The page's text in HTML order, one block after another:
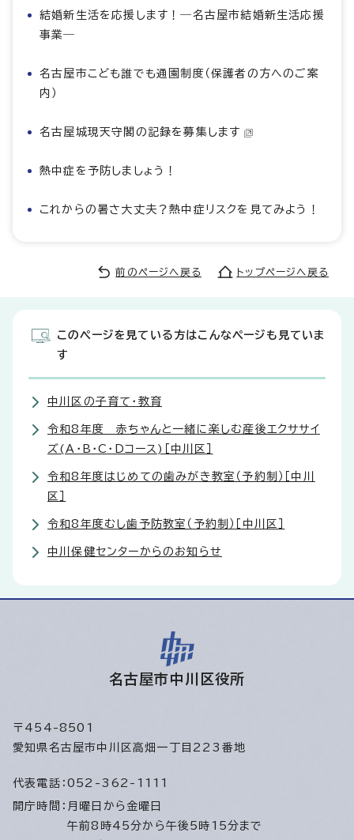
結婚新生活を応援します！―名古屋市結婚新生活応援
事業―
名古屋市こども誰でも通園制度（保護者の方へのご案
内）
名古屋城現天守閣の記録を募集します
熱中症を予防しましょう！
これからの暑さ大丈夫？熱中症リスクを見てみよう！
前のページへ戻る トップページへ戻る
このページを見ている方はこんなページも見ていま
す
中川区の子育て・教育
令和8年度 赤ちゃんと一緒に楽しむ産後エクササイ
ズ(A・B・C・Dコース)［中川区］
令和8年度はじめての歯みがき教室（予約制）［中川
区］
令和8年度むし歯予防教室（予約制）［中川区］
中川保健センターからのお知らせ
名古屋市中川区役所
〒454-8501
愛知県名古屋市中川区高畑一丁目223番地
代表電話： 052-362-1111
開庁時間： 月曜日から金曜日
午前8時45分から午後5時15分まで